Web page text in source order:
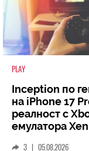
PLAY
Inception по
на iPhone 17
реалност с
емулатора
3 | 05.08.2026